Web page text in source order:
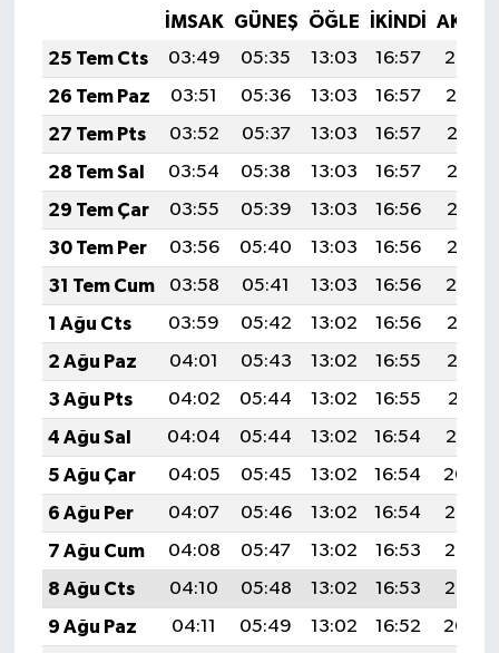
İMSAK GÜNEŞ ÖĞLE İKINDI
25 Tem Cts
03:49 05:35 13:03 16:57
20:20
26 Tem Paz
03:51 05:36 13:03 16:57
20:19
27 Tem Pts
03:52 05:37 13:03 16:57
20:18
28 Tem Sal
03:54 05:38 13:03 16:57
20:17
29 Tem Çar
03:55 05:39 13:03 16:56
20:16
30 Tem Per
03:56 05:40 13:03 16:56
20:15
31 Tem Cum
03:58 05:41 13:03 16:56
20:14
1 Ağu Cts
03:59 05:42 13:02 16:56
20:13
2 Ağu Paz
04:01 05:43 13:02 16:55
20:12
3 Ağu Pts
04:02 05:44 13:02 16:55
20:11
4 Ağu Sal
04:04 05:44 13:02 16:54
20:10
5 Ağu Çar
04:05 05:45 13:02 16:54
20:09
6 Ağu Per
04:07 05:46 13:02 16:54
20:08
7 Ağu Cum
04:08 05:47 13:02 16:53
20:07
8 Ağu Cts
04:10 05:48 13:02 16:53
20:05
9 Ağu Paz
04:11 05:49 13:02 16:52
20:04